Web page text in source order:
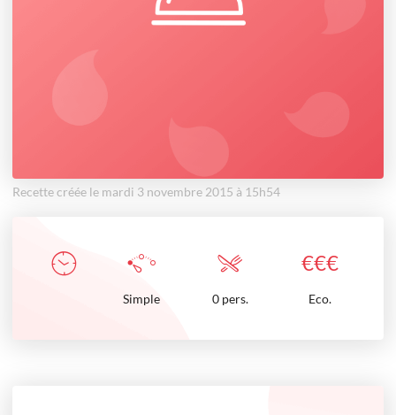
Recette créée le mardi 3 novembre 2015 à 15h54
€€€
Simple 0 pers. Eco.